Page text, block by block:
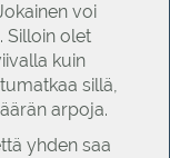
voi
Silloin olet
kuin
sillä,
arpoja.
yhden saa